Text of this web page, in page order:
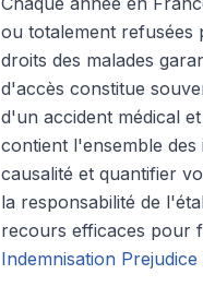
ou totalement refusées
droits des malades
d'accès constitue
d'un accident médical
contient l'ensemble
causalité et quantifier
la responsabilité de
recours efficaces pour
Indemnisation